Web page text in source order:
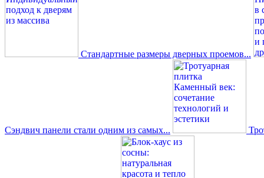
Стандартные размеры дверных проемов...
Сэндвич панели стали одним из самых...